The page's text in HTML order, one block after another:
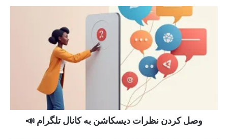
وصل کردن نظرات دیسکاشن به کانال تلگرام 📣